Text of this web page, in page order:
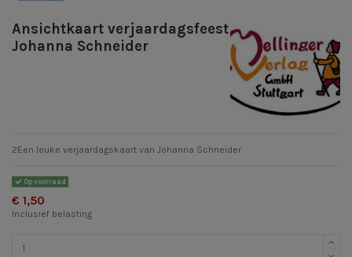
Ansichtkaart verjaardagsfeest
Johanna Schneider
2Een leuke verjaardagskaart van Johanna Schneider
Op voorraad
€ 1,50
Inclusief belasting